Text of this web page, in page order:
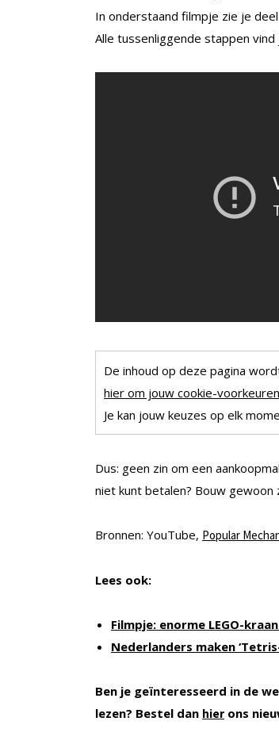
In onderstaand filmpje zie je
Alle tussenliggende stappen vind
De inhoud op deze pagina
hier om jouw cookie-
Je kan jouw keuzes op elk
Dus: geen zin om een
niet kunt betalen? Bouw gewoon
Bronnen: YouTube, Popular
Lees ook:
Filmpje: enorme LEGO-
Nederlanders maken
Ben je geïnteresseerd in de
lezen? Bestel dan hier ons